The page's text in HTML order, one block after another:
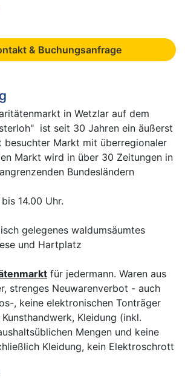
& Buchungsanfrage
in Wetzlar auf dem
ist seit 30 Jahren ein äußerst
besuchter Markt mit überregionaler
Markt wird in über 30 Zeitungen in
Bundesländern
14.00 Uhr.
gelegenes waldumsäumtes
und Hartplatz
für jedermann. Waren aus
strenges Neuwarenverbot - auch
, keine elektronischen Tonträger
Kleidung (inkl.
Mengen und keine
Kleidung, kein Elektroschrott